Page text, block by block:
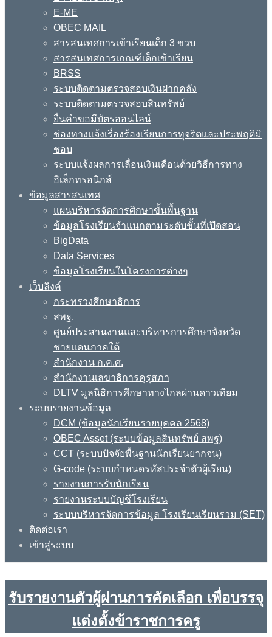
E-ME
OBEC MAIL
สารสนเทศการเข้าเรียนเด็ก 3 ขวบ
สารสนเทศการเกณฑ์เด็กเข้าเรียน
BRSS
ระบบติดตามตรวจสอบเงินฝากคลัง
ระบบติดตามตรวจสอบสินทรัพย์
ยื่นคำขอมีบัตรออนไลน์
ช่องทางแจ้งเรื่องร้องเรียนการทุจริตและประพฤติมิ
ชอบ
ระบบแจ้งผลการเลื่อนเงินเดือนด้วยวิธีการทาง
อิเล็กทรอนิกส์
ข้อมูลสารสนเทศ
แผนบริหารจัดการศึกษาขั้นพื้นฐาน
ข้อมูลโรงเรียนจำแนกตามระดับชั้นที่เปิดสอน
BigData
Data Services
ข้อมูลโรงเรียนในโครงการต่างๆ
เว็บลิงค์
กระทรวงศึกษาธิการ
สพฐ.
ศูนย์ประสานงานและบริหารการศึกษาจังหวัด
ชายแดนภาคใต้
สำนักงาน ก.ค.ศ.
สำนักงานเลขาธิการคุรุสภา
DLTV มูลนิธิการศึกษาทางไกลผ่านดาวเทียม
ระบบรายงานข้อมูล
DCM (ข้อมูลนักเรียนรายบุคคล 2568)
OBEC Asset (ระบบข้อมูลสินทรัพย์ สพฐ)
CCT (ระบบปัจจัยพื้นฐานนักเรียนยากจน)
G-code (ระบบกำหนดรหัสประจำตัวผู้เรียน)
รายงานการรับนักเรียน
รายงานระบบบัญชีโรงเรียน
ระบบบริหารจัดการข้อมูล โรงเรียนเรียนรวม (SET)
ติดต่อเรา
เข้าสู่ระบบ
รับรายงานตัวผู้ผ่านการคัดเลือก เพื่อบรรจุ
แต่งตั้งข้าราชการครู